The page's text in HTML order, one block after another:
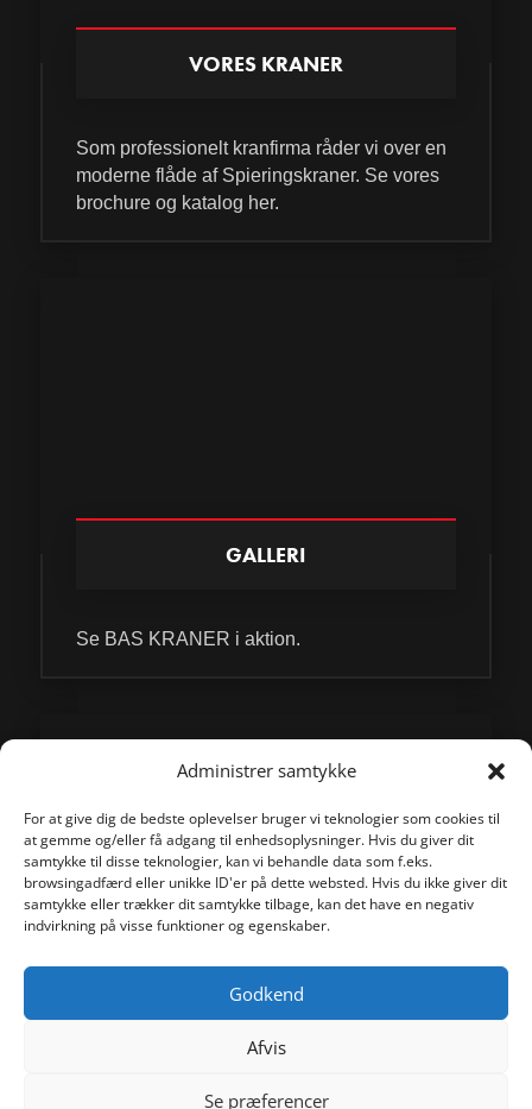
Administrer samtykke
For at give dig de bedste oplevelser bruger vi teknologier som cookies til
at gemme og/eller få adgang til enhedsoplysninger. Hvis du giver dit
samtykke til disse teknologier, kan vi behandle data som f.eks.
browsingadfærd eller unikke ID'er på dette websted. Hvis du ikke giver dit
samtykke eller trækker dit samtykke tilbage, kan det have en negativ
indvirkning på visse funktioner og egenskaber.
Godkend
Afvis
Se præferencer
VORES KRANER
Som professionelt kranfirma råder vi over en
moderne flåde af Spieringskraner. Se vores
brochure og katalog her.
GALLERI
Se BAS KRANER i aktion.
Se omtalen af BAS KRANER.